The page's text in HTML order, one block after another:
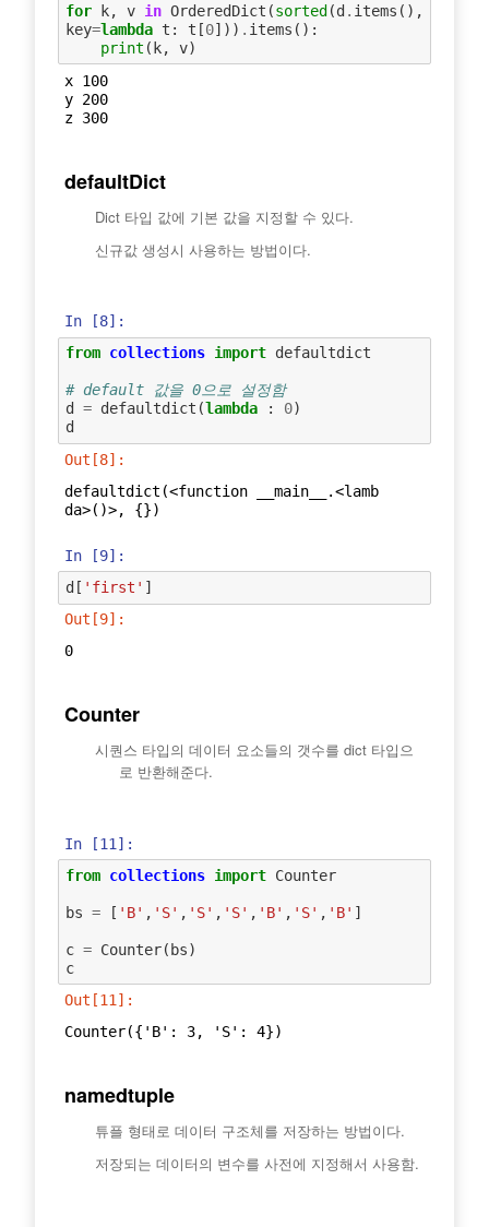
for k, v in OrderedDict (sorted (d . items (),
key=lambda t : t [0])) . items ():
print ( k, v)
x 100
y 200
z 300
defaultDict
Dict 타입 값에 기본 값을 지정할 수 있다.
신규값 생성시 사용하는 방법이다.
In [8]:
from collections import defaultdict
# default 값을 0으로 설정함
d
= defaultdict (lambda : 0)
d
Out[8]:
defaultdict(<function __main__.<lamb
da>()>, {})
In [9]:
d [ 'first' ]
Out[9]:
0
Counter
시퀀스 타입의 데이터 요소들의 갯수를 dict 타입으
로 반환해준다.
In [11]:
from collections import Counter
bs = [ 'B' , 'S' , 'S' , 'S' , 'B' , 'S' , 'B' ]
c = Counter( bs)
c
Out[11]:
Counter({'B': 3, 'S': 4})
namedtuple
튜플 형태로 데이터 구조체를 저장하는 방법이다.
저장되는 데이터의 변수를 사전에 지정해서 사용함.